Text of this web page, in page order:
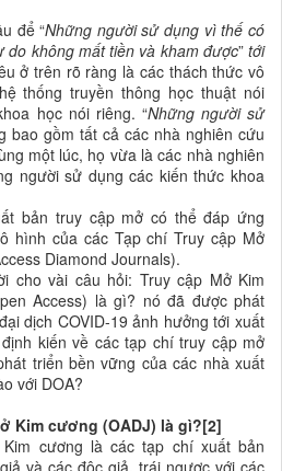
để “Những người sử dụng vì thế có
không mất tiền và kham được”tới
ở trên rõ ràng là các thách thức vô
thống truyền thông học thuật nói
học nói riêng. “Những người sử
bao gồm tất cả các nhà nghiên cứu
một lúc, họ vừa là các nhà nghiên
người sử dụng các kiến thức khoa
bản truy cập mở có thể đáp ứng
hình của các Tạp chí Truy cập Mở
Diamond Journals).
cho vài câu hỏi: Truy cập Mở Kim
Access) là gì? nó đã được phát
dịch COVID-19 ảnh hưởng tới xuất
kiến về các tạp chí truy cập mở
triển bền vững của các nhà xuất
với DOA?
Kim cương (OADJ) là gì?[2]
cương là các tạp chí xuất bản
và các độc giả, trái ngược với các